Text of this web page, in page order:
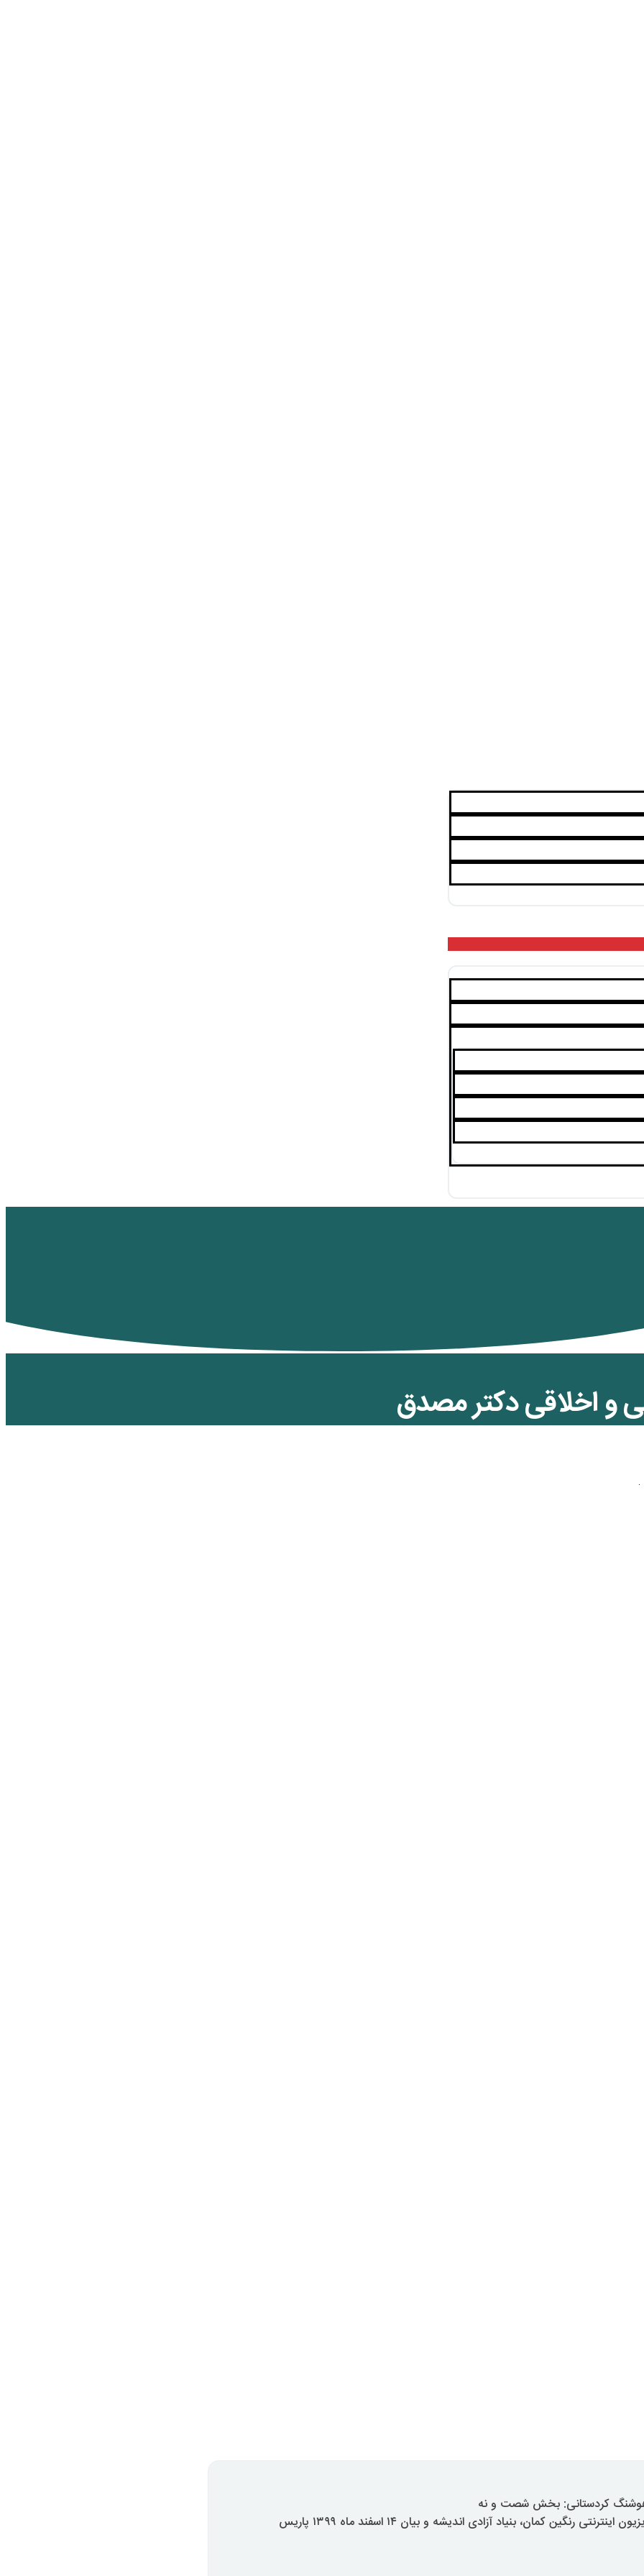
اخلاقی دکتر مصدق
هوشنگ کردستانی: بخش شصت و نه
رنگین کمان، بنیاد آزادی اندیشه و بیان ۱۴ اسفند ماه ۱۳۹۹ پاریس